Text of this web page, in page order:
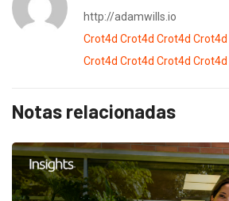
http://adamwills.io
Crot4d Crot4d Crot4d Crot4d
Crot4d Crot4d Crot4d Crot4d
Notas relacionadas